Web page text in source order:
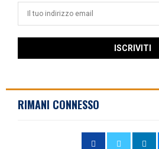
RIMANI CONNESSO